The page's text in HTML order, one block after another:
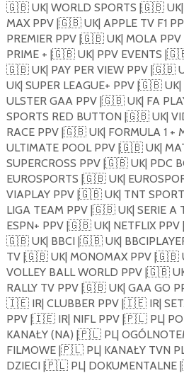
🇬🇧UK| WORLD SPORTS |🇬🇧
MAX PPV |🇬🇧UK| APPLE TV F1
PREMIER PPV |🇬🇧UK| MOLA PPV
PRIME + |🇬🇧UK| PPV EVENTS |
🇬🇧UK| PAY PER VIEW PPV |🇬🇧
UK| SUPER LEAGUE+ PPV |🇬🇧UK|
ULSTER GAA PPV |🇬🇧UK| FA
SPORTS RED BUTTON |🇬🇧UK|
RACE PPV |🇬🇧UK| FORMULA 1 +
ULTIMATE POOL PPV |🇬🇧UK|
SUPERCROSS PPV |🇬🇧UK| PDC
EUROSPORTS |🇬🇧UK|
VIAPLAY PPV |🇬🇧UK| TNT
LIGA TEAM PPV |🇬🇧UK| SERIE A
ESPN+ PPV |🇬🇧UK| NETFLIX PPV |
🇬🇧UK| BBCI |🇬🇧UK|
TV |🇬🇧UK| MONOMAX PPV |🇬🇧
VOLLEY BALL WORLD PPV |🇬🇧
RALLY TV PPV |🇬🇧UK| GAA GO
🇮🇪IR| CLUBBER PPV |🇮🇪IR|
PPV |🇮🇪IR| NIFL PPV |🇵🇱PL|
KANAŁY (NA) |🇵🇱PL|
FILMOWE |🇵🇱PL| KANAŁY TVN
DZIECI |🇵🇱PL| DOKUMENTALNE |